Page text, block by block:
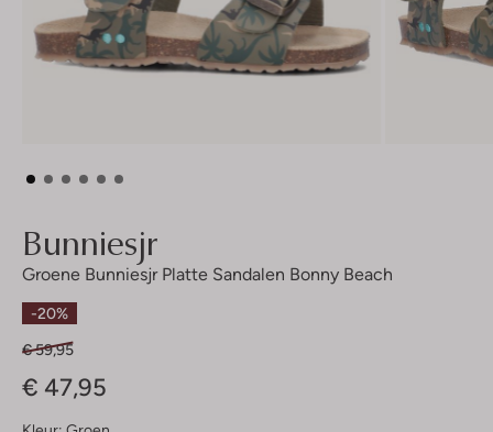
Bunniesjr
Groene Bunniesjr Platte Sandalen Bonny Beach
-20%
€ 59,95
€ 47,95